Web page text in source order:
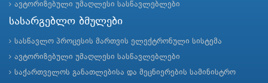
ავტორიზებული უმაღლესი სასწავლებლები
სასარგებლო ბმულები
სასწავლო პროცესის მართვის ელექტრონული სისტემა
ავტორიზებული უმაღლესი სასწავლებლები
საქართველოს განათლებისა და მეცნიერების სამინისტრო